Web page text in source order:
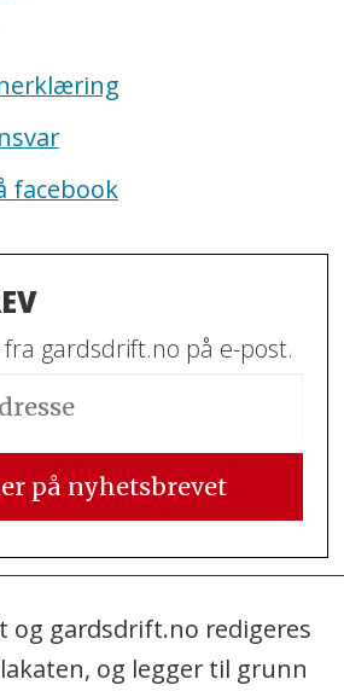
facebook
gardsdrift.no på e-post.
og gardsdrift.no redigeres
og legger til grunn